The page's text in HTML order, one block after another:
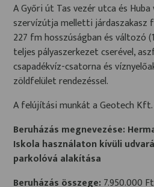
A Győri út Tas vezér utca és
szervízútja melletti
227 fm hosszúságban és változó
teljes pályaszerkezet cserével,
csapadékvíz-csatorna és
zöldfelület rendezéssel.
A felújítási munkát a Geotech
Beruházás megnevezése:
Iskola használaton kívüli
parkolóvá alakítása
Beruházás összege: 7.950.000 Ft